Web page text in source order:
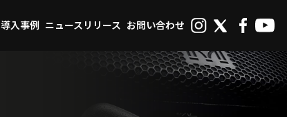
導入事例 ニュースリリース お問い合わせ